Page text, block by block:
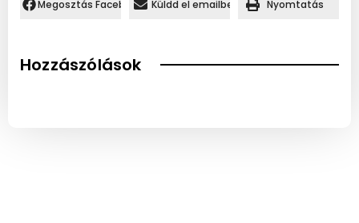
Megosztás Facebookon.Küldd el emailben Nyomtatás
Hozzászólások